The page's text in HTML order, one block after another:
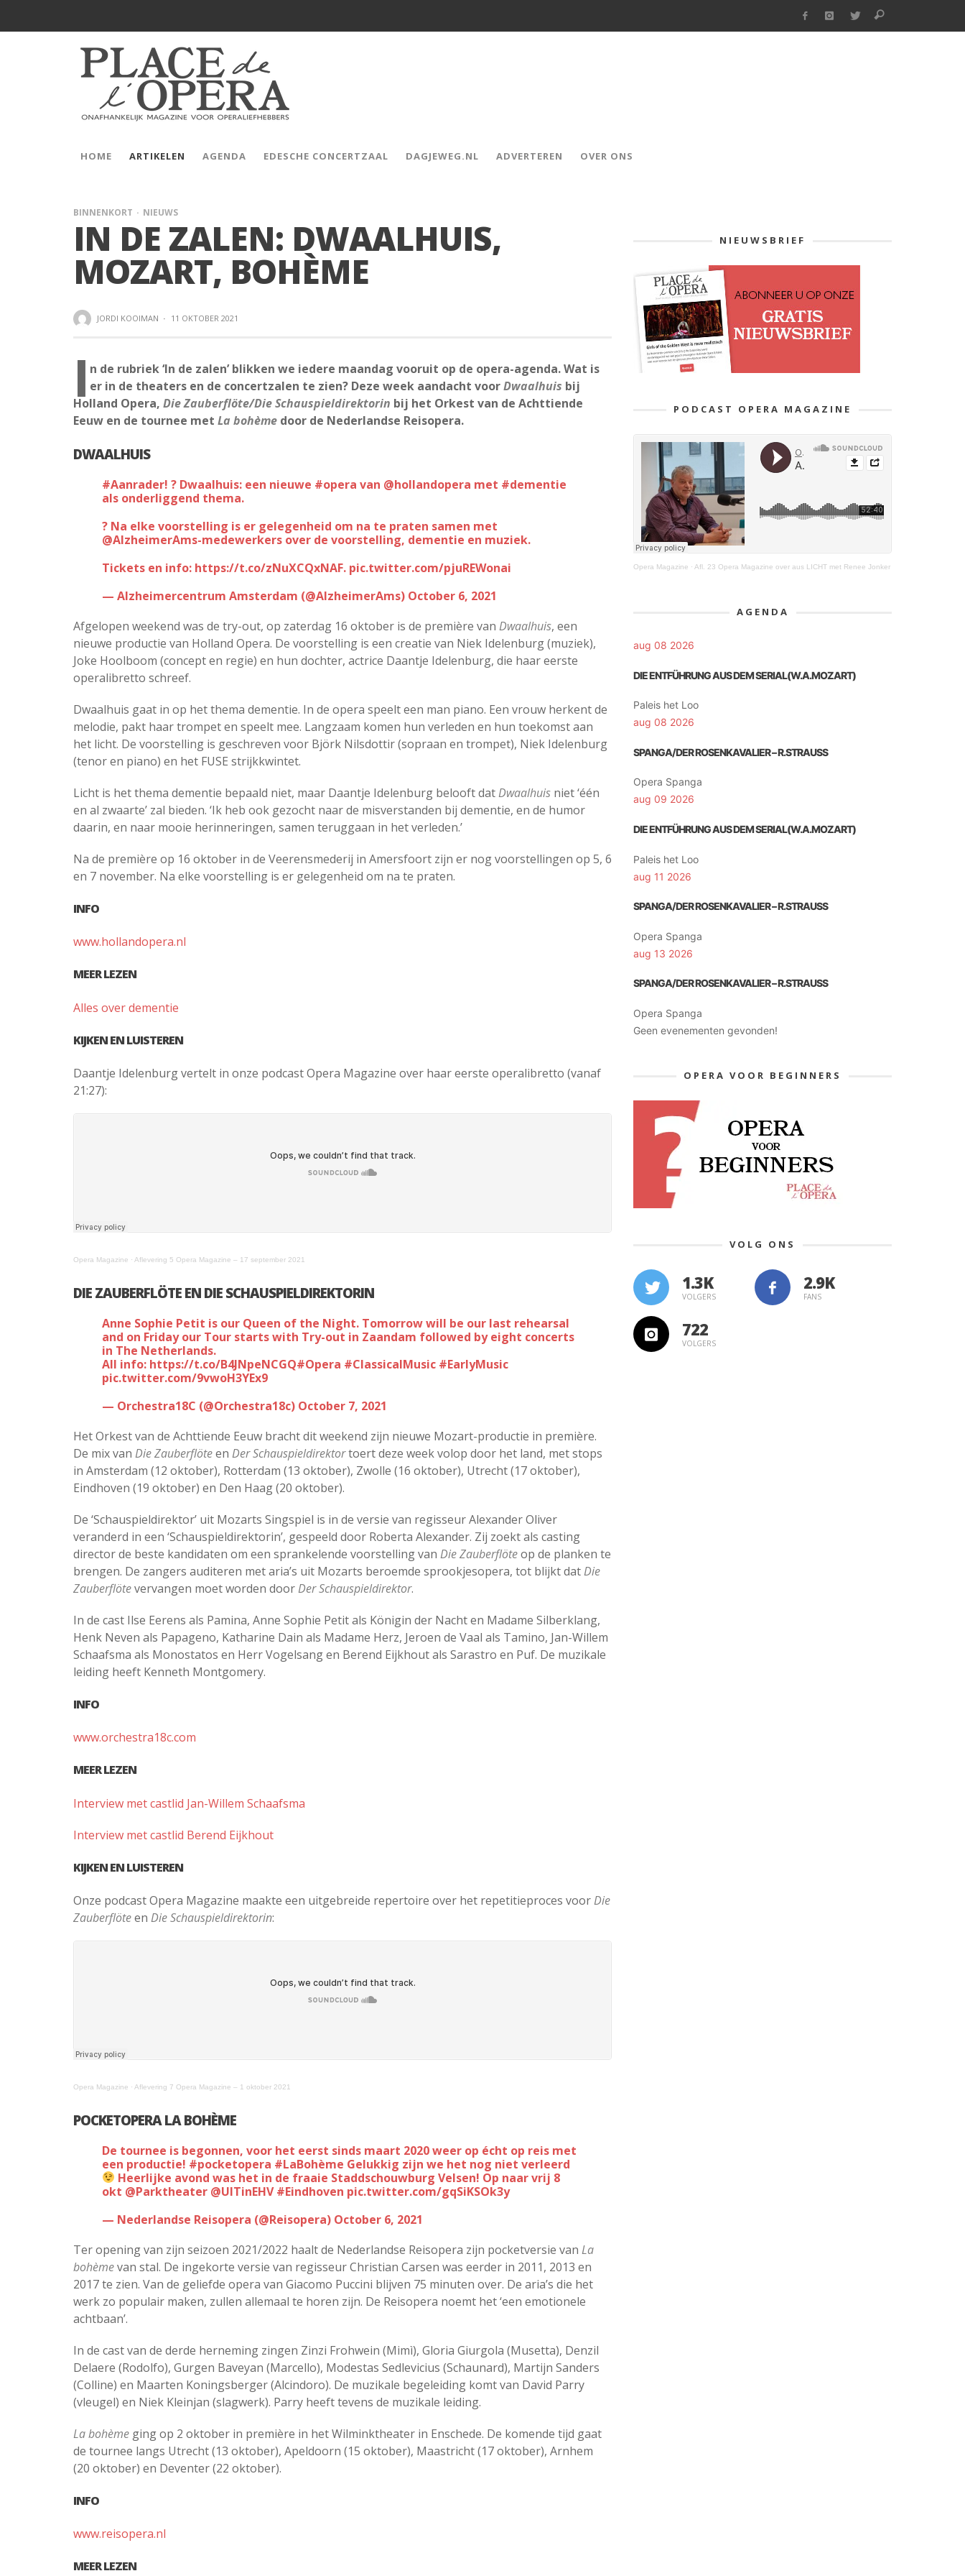
HOME ARTIKELEN AGENDA EDESCHE CONCERTZAAL DAGJEWEG.NL ADVERTEREN OVER ONS
BINNENKORT NIEUWS
IN DE ZALEN: DWAALHUIS,
MOZART, BOHÈME
JORDI KOOIMAN · 11 OKTOBER 2021
I n de rubriek ‘In de zalen’ blikken we iedere maandag vooruit op de opera-agenda. Wat is
er in de theaters en de concertzalen te zien? Deze week aandacht voorDwaalhuis bij
Holland Opera, Die Zauberflöte/Die Schauspieldirektorin bij het Orkest van de Achttiende
Eeuw en de tournee met La bohème door de Nederlandse Reisopera.
DWAALHUIS
#Aanrader! ? Dwaalhuis: een nieuwe #opera van @hollandopera met #dementie
als onderliggend thema.
? Na elke voorstelling is er gelegenheid om na te praten samen met
@AlzheimerAms-medewerkers over de voorstelling, dementie en muziek.
Tickets en info: https://t.co/zNuXCQxNAF. pic.twitter.com/pjuREWonai
— Alzheimercentrum Amsterdam (@AlzheimerAms) October 6, 2021
Afgelopen weekend was de try-out, op zaterdag 16 oktober is de première van Dwaalhuis, een
nieuwe productie van Holland Opera. De voorstelling is een creatie van Niek Idelenburg (muziek),
Joke Hoolboom (concept en regie) en hun dochter, actrice Daantje Idelenburg, die haar eerste
operalibretto schreef.
Dwaalhuis gaat in op het thema dementie. In de opera speelt een man piano. Een vrouw herkent de
melodie, pakt haar trompet en speelt mee. Langzaam komen hun verleden en hun toekomst aan
het licht. De voorstelling is geschreven voor Björk Nilsdottir (sopraan en trompet), Niek Idelenburg
(tenor en piano) en het FUSE strijkkwintet.
Licht is het thema dementie bepaald niet, maar Daantje Idelenburg belooft datDwaalhuis niet ‘één
en al zwaarte’ zal bieden. ‘Ik heb ook gezocht naar de misverstanden bij dementie, en de humor
daarin, en naar mooie herinneringen, samen teruggaan in het verleden.’
Na de première op 16 oktober in de Veerensmederij in Amersfoort zijn er nog voorstellingen op 5, 6
en 7 november. Na elke voorstelling is er gelegenheid om na te praten.
INFO
www.hollandopera.nl
MEER LEZEN
Alles over dementie
KIJKEN EN LUISTEREN
Daantje Idelenburg vertelt in onze podcast Opera Magazine over haar eerste operalibretto (vanaf
21:27):
Opera Magazine · Aflevering 5 Opera Magazine – 17 september 2021
DIE ZAUBERFLÖTE EN DIE SCHAUSPIELDIREKTORIN
Anne Sophie Petit is our Queen of the Night. Tomorrow will be our last rehearsal
and on Friday our Tour starts with Try-out in Zaandam followed by eight concerts
in The Netherlands.
All info: https://t.co/B4JNpeNCGQ#Opera #ClassicalMusic #EarlyMusic
pic.twitter.com/9vwoH3YEx9
— Orchestra18C (@Orchestra18c) October 7, 2021
Het Orkest van de Achttiende Eeuw bracht dit weekend zijn nieuwe Mozart-productie in première.
De mix van Die Zauberflöteen Der Schauspieldirektortoert deze week volop door het land, met stops
in Amsterdam (12 oktober), Rotterdam (13 oktober), Zwolle (16 oktober), Utrecht (17 oktober),
Eindhoven (19 oktober) en Den Haag (20 oktober).
De ‘Schauspieldirektor’ uit Mozarts Singspiel is in de versie van regisseur Alexander Oliver
veranderd in een ‘Schauspieldirektorin’, gespeeld door Roberta Alexander. Zij zoekt als casting
director de beste kandidaten om een sprankelende voorstelling van Die Zauberflöteop de planken te
brengen. De zangers auditeren met aria’s uit Mozarts beroemde sprookjesopera, tot blijkt datDie
Zauberflötevervangen moet worden doorDer Schauspieldirektor.
In de cast Ilse Eerens als Pamina, Anne Sophie Petit als Königin der Nacht en Madame Silberklang,
Henk Neven als Papageno, Katharine Dain als Madame Herz, Jeroen de Vaal als Tamino, Jan-Willem
Schaafsma als Monostatos en Herr Vogelsang en Berend Eijkhout als Sarastro en Puf. De muzikale
leiding heeft Kenneth Montgomery.
INFO
www.orchestra18c.com
MEER LEZEN
Interview met castlid Jan-Willem Schaafsma
Interview met castlid Berend Eijkhout
KIJKEN EN LUISTEREN
Onze podcast Opera Magazine maakte een uitgebreide repertoire over het repetitieproces voorDie
Zauberflöteen Die Schauspieldirektorin:
Opera Magazine · Aflevering 7 Opera Magazine – 1 oktober 2021
POCKETOPERA LA BOHÈME
De tournee is begonnen, voor het eerst sinds maart 2020 weer op écht op reis met
een productie! #pocketopera #LaBohème Gelukkig zijn we het nog niet verleerd
Heerlijke avond was het in de fraaie Staddschouwburg Velsen! Op naar vrij 8
okt @Parktheater @UITinEHV #Eindhoven pic.twitter.com/gqSiKSOk3y
— Nederlandse Reisopera (@Reisopera) October 6, 2021
Ter opening van zijn seizoen 2021/2022 haalt de Nederlandse Reisopera zijn pocketversie van La
bohèmevan stal. De ingekorte versie van regisseur Christian Carsen was eerder in 2011, 2013 en
2017 te zien. Van de geliefde opera van Giacomo Puccini blijven 75 minuten over. De aria’s die het
werk zo populair maken, zullen allemaal te horen zijn. De Reisopera noemt het ‘een emotionele
achtbaan’.
In de cast van de derde herneming zingen Zinzi Frohwein (Mimì), Gloria Giurgola (Musetta), Denzil
Delaere (Rodolfo), Gurgen Baveyan (Marcello), Modestas Sedlevicius (Schaunard), Martijn Sanders
(Colline) en Maarten Koningsberger (Alcindoro). De muzikale begeleiding komt van David Parry
(vleugel) en Niek Kleinjan (slagwerk). Parry heeft tevens de muzikale leiding.
La bohème ging op 2 oktober in première in het Wilminktheater in Enschede. De komende tijd gaat
de tournee langs Utrecht (13 oktober), Apeldoorn (15 oktober), Maastricht (17 oktober), Arnhem
(20 oktober) en Deventer (22 oktober).
INFO
www.reisopera.nl
MEER LEZEN
NIEUWSBRIEF
PODCAST OPERA MAGAZINE
Opera Magazine · Afl. 23 Opera Magazine over aus LICHT met Renee Jonker
AGENDA
aug 08 2026
DIE ENTFÜHRUNG AUS DEM SERIAL(W.A.MOZART)
Paleis het Loo
aug 08 2026
SPANGA/DER ROSENKAVALIER – R.STRAUSS
Opera Spanga
aug 09 2026
DIE ENTFÜHRUNG AUS DEM SERIAL(W.A.MOZART)
Paleis het Loo
aug 11 2026
SPANGA/DER ROSENKAVALIER – R.STRAUSS
Opera Spanga
aug 13 2026
SPANGA/DER ROSENKAVALIER – R.STRAUSS
Opera Spanga
Geen evenementen gevonden!
OPERA VOOR BEGINNERS
VOLG ONS
1.3K
VOLGERS FANS
722
VOLGERS